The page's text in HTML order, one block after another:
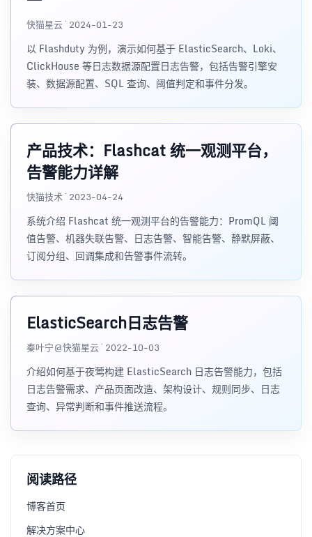
快猫星云 · 2024-01-23
以 Flashduty 为例，演示如何基于 ElasticSearch、Loki、
ClickHouse 等日志数据源配置日志告警，包括告警引擎安
装、数据源配置、SQL 查询、阈值判定和事件分发。
产品技术：Flashcat 统一观测平台，
告警能力详解
快猫技术 · 2023-04-24
系统介绍 Flashcat 统一观测平台的告警能力：PromQL 阈
值告警、机器失联告警、日志告警、智能告警、静默屏蔽、
订阅分组、回调集成和告警事件流转。
ElasticSearch日志告警
秦叶宁@快猫星云 · 2022-10-03
介绍如何基于夜莺构建 ElasticSearch 日志告警能力，包括
日志告警需求、产品页面改造、架构设计、规则同步、日志
查询、异常判断和事件推送流程。
阅读路径
博客首页
解决方案中心